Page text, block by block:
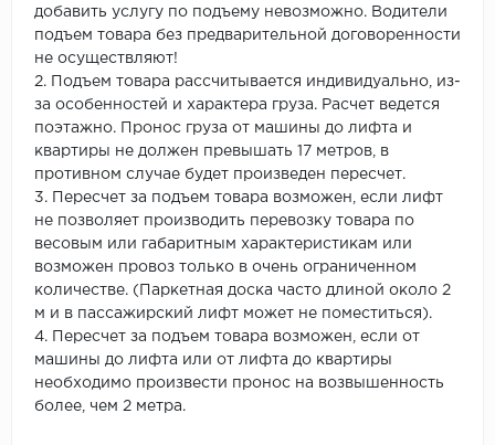
добавить услугу по подъему невозможно. Водители
подъем товара без предварительной договоренности
не осуществляют!
2. Подъем товара рассчитывается индивидуально, из-
за особенностей и характера груза. Расчет ведется
поэтажно. Пронос груза от машины до лифта и
квартиры не должен превышать 17 метров, в
противном случае будет произведен пересчет.
3. Пересчет за подъем товара возможен, если лифт
не позволяет производить перевозку товара по
весовым или габаритным характеристикам или
возможен провоз только в очень ограниченном
количестве. (Паркетная доска часто длиной около 2
м и в пассажирский лифт может не поместиться).
4. Пересчет за подъем товара возможен, если от
машины до лифта или от лифта до квартиры
необходимо произвести пронос на возвышенность
более, чем 2 метра.